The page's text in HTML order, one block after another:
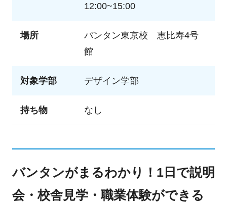
12:00~15:00
場所
バンタン東京校 恵比寿4号
館
対象学部 デザイン学部
持ち物 なし
バンタンがまるわかり！1日で説明
会・校舎見学・職業体験ができる